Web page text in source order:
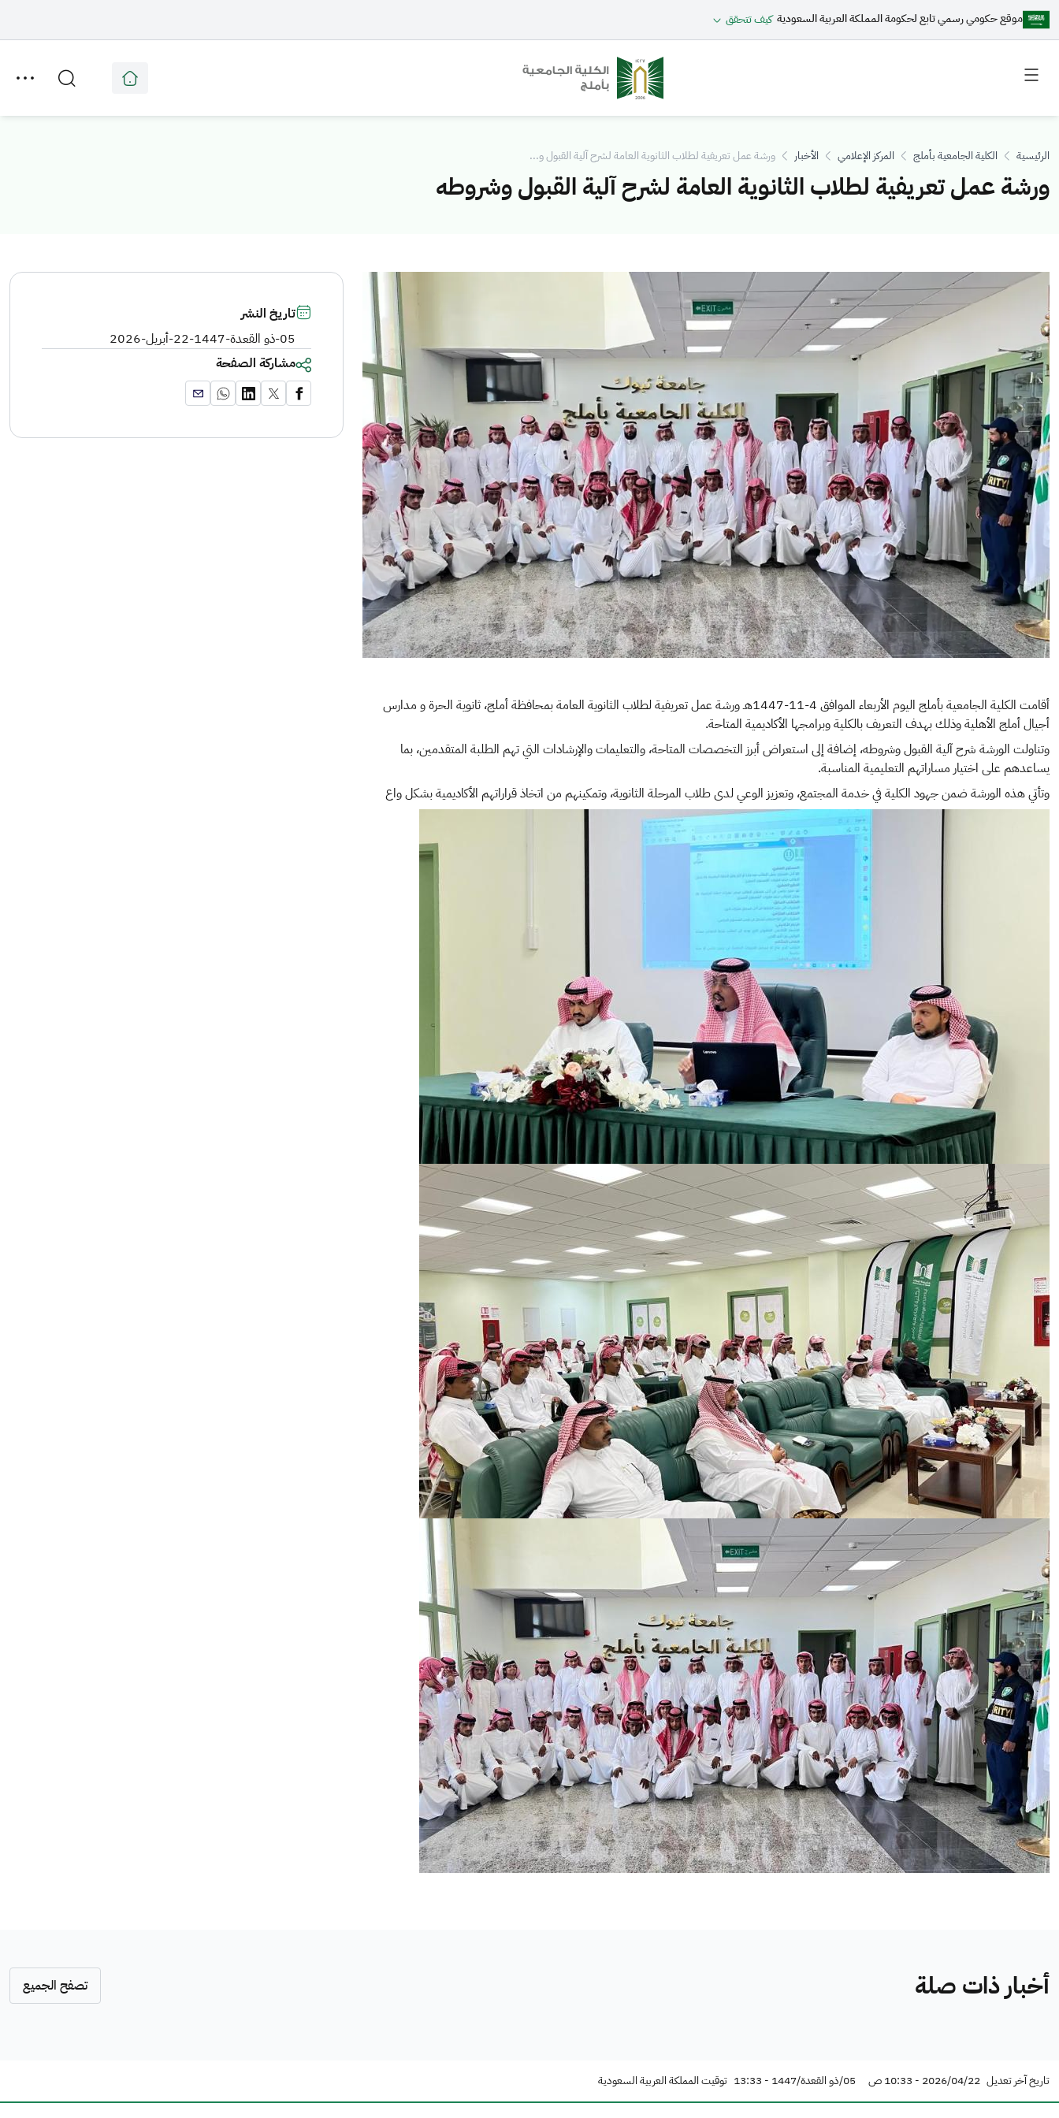
موقع حكومي رسمي تابع لحكومة المملكة العربية السعودية كيف تتحقق
Toggle
menu
Toggle
menu
الرئيسية الكلية الجامعية بأملج المركز الإعلامي الأخبار ورشة عمل تعريفية لطلاب الثانوية العامة لشرح آلية القبول و...
ورشة عمل تعريفية لطلاب الثانوية العامة لشرح آلية القبول وشروطه
الصورة
أقامت الكلية الجامعية بأملج اليوم الأربعاء الموافق 4-11-1447هـ ورشة عمل تعريفية لطلاب الثانوية العامة بمحافظة أملج، ثانوية الحرة و مدارس
أجيال أملج الأهلية وذلك بهدف التعريف بالكلية وبرامجها الأكاديمية المتاحة.
وتناولت الورشة شرح آلية القبول وشروطه، إضافة إلى استعراض أبرز التخصصات المتاحة، والتعليمات والإرشادات التي تهم الطلبة المتقدمين، بما
يساعدهم على اختيار مساراتهم التعليمية المناسبة.
وتأتي هذه الورشة ضمن جهود الكلية في خدمة المجتمع، وتعزيز الوعي لدى طلاب المرحلة الثانوية، وتمكينهم من اتخاذ قراراتهم الأكاديمية بشكل واع
الصورة
الصورة
تاريخ النشر
05-ذو القعدة-1447
-22-أبريل-2026
مشاركة الصفحة
أخبار ذات صلة تصفح الجميع
تاريخ آخر تعديل 2026/04/22 - 10:33 ص 05/ذو القعدة/1447 - 13:33 توقيت المملكة العربية السعودية